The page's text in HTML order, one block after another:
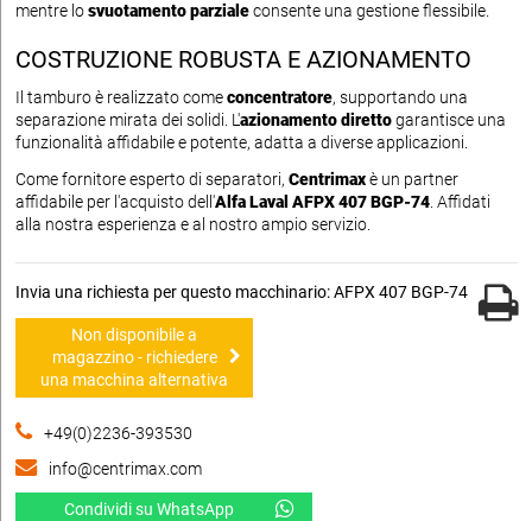
mentre losvuotamento parzialeconsente una gestione flessibile.
COSTRUZIONE ROBUSTA E AZIONAMENTO
Il tamburo è realizzato comeconcentratore, supportando una
separazione mirata dei solidi. L'azionamento direttogarantisce una
funzionalità affidabile e potente, adatta a diverse applicazioni.
Come fornitore esperto di separatori, Centrimaxè un partner
affidabile per l'acquisto dell'Alfa Laval AFPX 407 BGP-74. Affidati
alla nostra esperienza e al nostro ampio servizio.
Invia una richiesta per questo macchinario: AFPX 407 BGP-74
Non disponibile a
magazzino - richiedere
una macchina alternativa
+49(0)2236-393530
info@centrimax.com
Condividi su WhatsApp